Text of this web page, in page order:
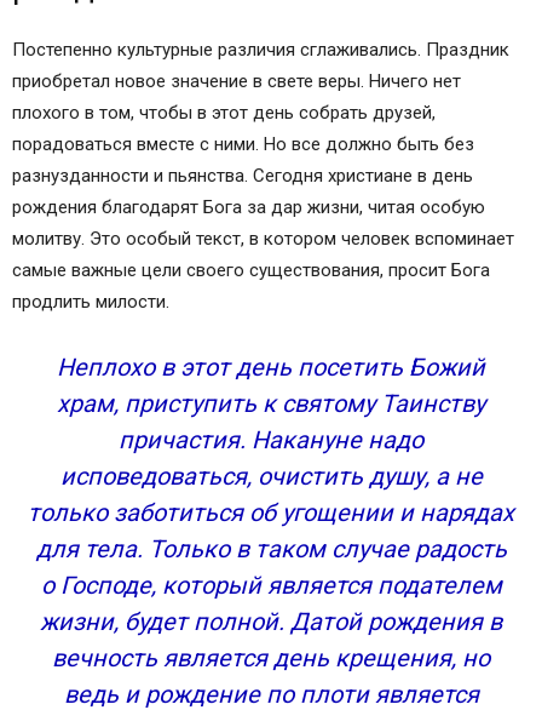
Постепенно культурные различия сглаживались. Праздник
приобретал новое значение в свете веры. Ничего нет
плохого в том, чтобы в этот день собрать друзей,
порадоваться вместе с ними. Но все должно быть без
разнузданности и пьянства. Сегодня христиане в день
рождения благодарят Бога за дар жизни, читая особую
молитву. Это особый текст, в котором человек вспоминает
самые важные цели своего существования, просит Бога
продлить милости.
Неплохо в этот день посетить Божий
храм, приступить к святому Таинству
причастия. Накануне надо
исповедоваться, очистить душу, а не
только заботиться об угощении и нарядах
для тела. Только в таком случае радость
о Господе, который является подателем
жизни, будет полной. Датой рождения в
вечность является день крещения, но
ведь и рождение по плоти является